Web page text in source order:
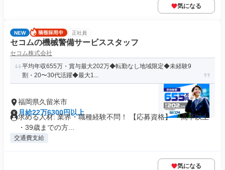
気になる
NEW 正社員
セコムの機械警備サービススタッフ
セコム株式会社
平均年収655万・賞与最大202万◆転勤なし地域限定◆未経験9
割・20〜30代活躍◆最大1...
福岡県久留米市
月給22万6300円以上
求める人材: 業界・職種経験不問！ 【応募資格】 ・高卒以上
・39歳までの方...
交通費支給
気になる